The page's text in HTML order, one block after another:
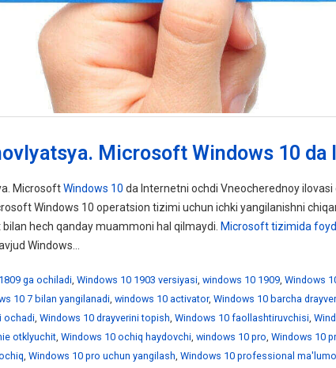
Microsoft Windows 10
MicrosoftWindows 10 da Internetni ochdi Vneocherednoy
Windows 10 operatsion tizimi uchun ichki yangilanishni
hech qanday muammoni hal qilmaydi. Microsoft tizimida
Windows...
ga ochiladi, Windows 10 1903 versiyasi, windows 10 1909, Windows
10 7 bilan yangilanadi, windows 10 activator, Windows 10 barcha
ochadi, Windows 10 drayverini topish, Windows 10 faollashtiruvchisi,
otklyuchit, Windows 10 ochiq haydovchi, windows 10 pro, Windows 10
, Windows 10 pro uchun yangilash, Windows 10 professional